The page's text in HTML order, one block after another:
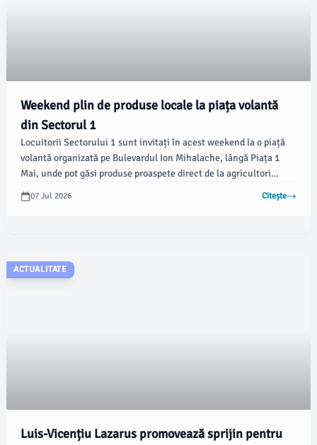
Weekend plin de produse locale la piața volantă
din Sectorul 1
Locuitorii Sectorului 1 sunt invitați în acest weekend la o piață
volantă organizată pe Bulevardul Ion Mihalache, lângă Piața 1
Mai, unde pot găsi produse proaspete direct de la agricultori
locali. Evenimentul oferă o oportunitate unică de a achiziționa
bunătăți din diferite colțuri ale țării, potrivit newsbucuresti.ro.
07 Jul 2026 Citește
ACTUALITATE
Luis-Vicențiu Lazarus promovează sprijin pentru